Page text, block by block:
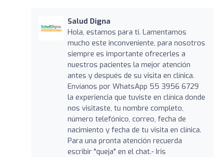
Salud Digna
Hola, estamos para ti. Lamentamos
mucho este inconveniente, para nosotros
siempre es importante ofrecerles a
nuestros pacientes la mejor atención
antes y después de su visita en clínica.
Envíanos por WhatsApp 55 3956 6729
la experiencia que tuviste en clínica donde
nos visitaste, tu nombre completo,
número telefónico, correo, fecha de
nacimiento y fecha de tu visita en clínica.
Para una pronta atención recuerda
escribir "queja" en el chat.- Iris